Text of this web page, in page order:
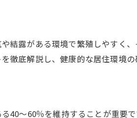
結露がある環境で繁殖しやすく
徹底解説し、健康的な居住環境
40～60％を維持することが重要